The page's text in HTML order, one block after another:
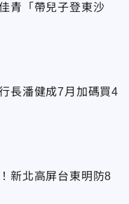
青「帶兒子登東沙
長潘健成7月加碼買4
新北高屏台東明防8